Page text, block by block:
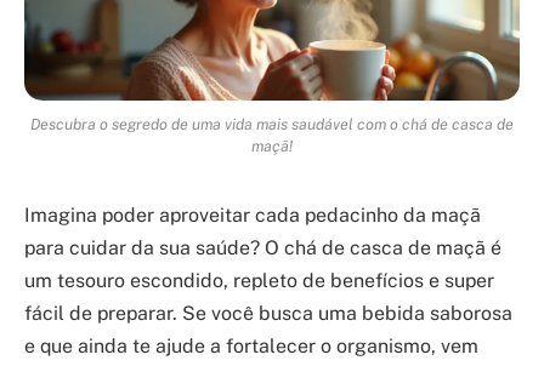
Descubra o segredo de uma vida mais saudável com o chá de casca de
maçã!
Imagina poder aproveitar cada pedacinho da maçã
para cuidar da sua saúde? O chá de casca de maçã é
um tesouro escondido, repleto de benefícios e super
fácil de preparar. Se você busca uma bebida saborosa
e que ainda te ajude a fortalecer o organismo, vem